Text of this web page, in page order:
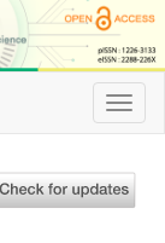
T
o
l
e